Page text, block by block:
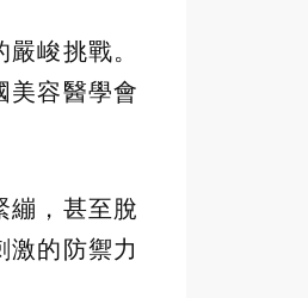
峻挑戰。
美容醫學會
繃，甚至脫
激的防禦力